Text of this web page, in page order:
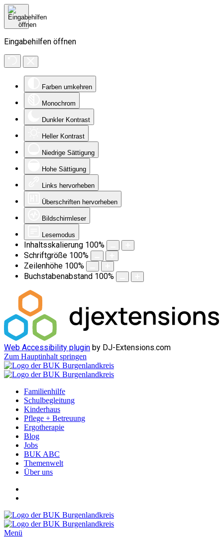
Eingabehilfen öffnen
Farben umkehren
Monochrom
Dunkler Kontrast
Heller Kontrast
Niedrige Sättigung
Hohe Sättigung
Links hervorheben
Überschriften hervorheben
Bildschirmleser
Lesemodus
Inhaltsskalierung 100%
Schriftgröße 100%
Zeilenhöhe 100%
Buchstabenabstand 100%
Web Accessibility plugin by DJ-Extensions.com
Zum Hauptinhalt springen
Familienhilfe
Schulbegleitung
Kinderhaus
Pflege + Betreuung
Ergotherapie
Blog
Jobs
BUK ABC
Themenwelt
Über uns
Menü